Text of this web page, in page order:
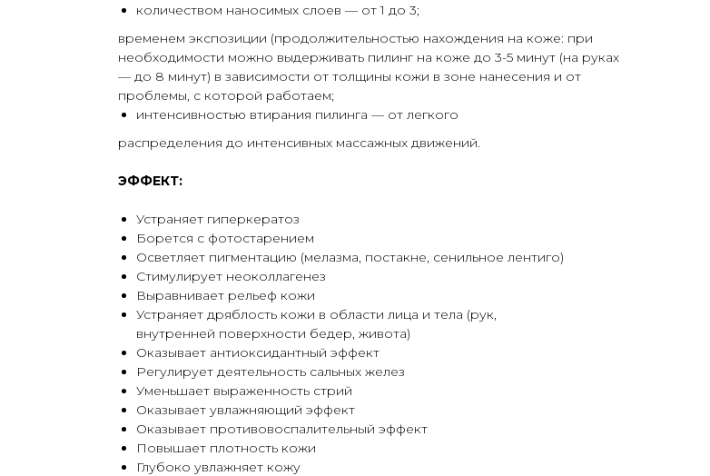
количеством наносимых слоев — от 1 до 3;
временем экспозиции (продолжительностью нахождения на коже: при
необходимости можно выдерживать пилинг на коже до 3-5 минут (на руках
— до 8 минут) в зависимости от толщины кожи в зоне нанесения и от
проблемы, с которой работаем;
интенсивностью втирания пилинга — от легкого
распределения до интенсивных массажных движений.
ЭФФЕКТ:
Устраняет гиперкератоз
Борется с фотостарением
Осветляет пигментацию (мелазма, постакне, сенильное лентиго)
Стимулирует неоколлагенез
Выравнивает рельеф кожи
Устраняет дряблость кожи в области лица и тела (рук,
внутренней поверхности бедер, живота)
Оказывает антиоксидантный эффект
Регулирует деятельность сальных желез
Уменьшает выраженность стрий
Оказывает увлажняющий эффект
Оказывает противовоспалительный эффект
Повышает плотность кожи
Глубоко увлажняет кожу